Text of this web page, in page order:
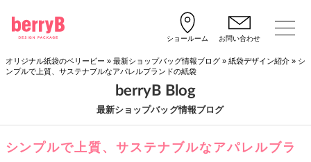
ショールーム お問い合わせ
オリジナル紙袋のベリービー » 最新ショップバッグ情報ブログ» 紙袋デザイン紹介» シ
ンプルで上質、サステナブルなアパレルブランドの紙袋
最新ショップバッグ情報ブログ
berryB Blog
シンプルで上質、サステナブルなアパレルブラ